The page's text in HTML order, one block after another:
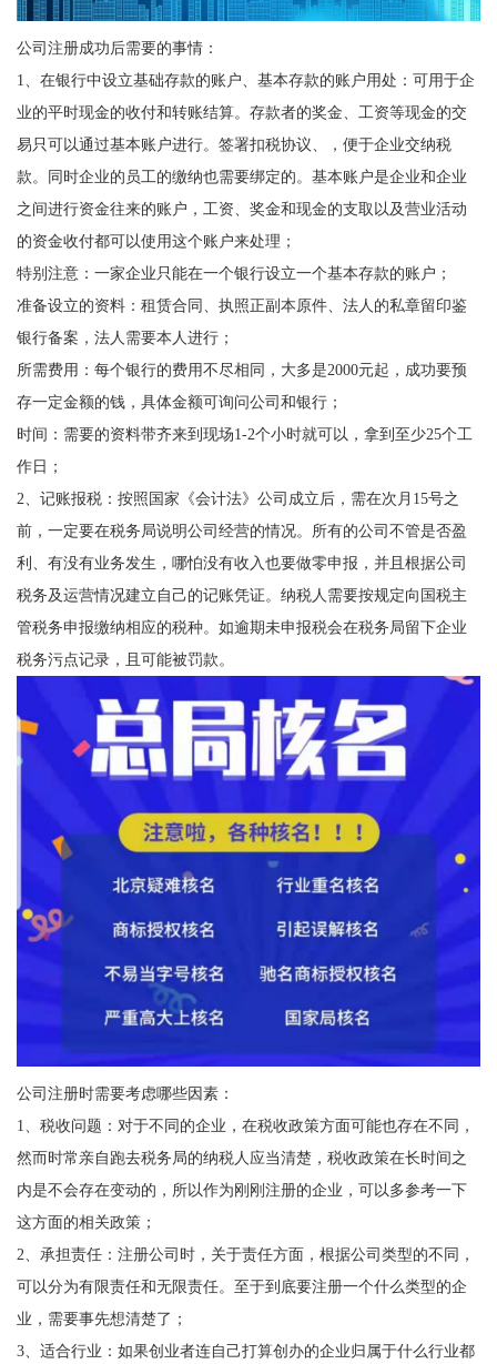
公司注册成功后需要的事情：
1、在银行中设立基础存款的账户、基本存款的账户用处：可用于企
业的平时现金的收付和转账结算。存款者的奖金、工资等现金的交
易只可以通过基本账户进行。签署扣税协议、，便于企业交纳税
款。同时企业的员工的缴纳也需要绑定的。基本账户是企业和企业
之间进行资金往来的账户，工资、奖金和现金的支取以及营业活动
的资金收付都可以使用这个账户来处理；
特别注意：一家企业只能在一个银行设立一个基本存款的账户；
准备设立的资料：租赁合同、执照正副本原件、法人的私章留印鉴
银行备案，法人需要本人进行；
所需费用：每个银行的费用不尽相同，大多是2000元起，成功要预
存一定金额的钱，具体金额可询问公司和银行；
时间：需要的资料带齐来到现场1-2个小时就可以，拿到至少25个工
作日；
2、记账报税：按照国家《会计法》公司成立后，需在次月15号之
前，一定要在税务局说明公司经营的情况。所有的公司不管是否盈
利、有没有业务发生，哪怕没有收入也要做零申报，并且根据公司
税务及运营情况建立自己的记账凭证。纳税人需要按规定向国税主
管税务申报缴纳相应的税种。如逾期未申报税会在税务局留下企业
税务污点记录，且可能被罚款。
公司注册时需要考虑哪些因素：
1、税收问题：对于不同的企业，在税收政策方面可能也存在不同，
然而时常亲自跑去税务局的纳税人应当清楚，税收政策在长时间之
内是不会存在变动的，所以作为刚刚注册的企业，可以多参考一下
这方面的相关政策；
2、承担责任：注册公司时，关于责任方面，根据公司类型的不同，
可以分为有限责任和无限责任。至于到底要注册一个什么类型的企
业，需要事先想清楚了；
3、适合行业：如果创业者连自己打算创办的企业归属于什么行业都